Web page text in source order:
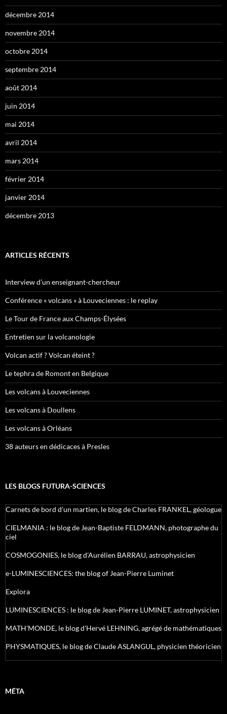
décembre 2014
novembre 2014
octobre 2014
septembre 2014
août 2014
juin 2014
mai 2014
avril 2014
mars 2014
février 2014
janvier 2014
décembre 2013
ARTICLES RÉCENTS
Interview d’un enseignant-chercheur
Conférence « volcans » à Louveciennes : le replay
Le Tour de France aux Champs-Élysées
Entretien sur la volcanologie
Volcan actif ? Volcan éteint ?
Le tephra de Romont en Belgique
Les volcans à Louveciennes
Les volcans à Doullens
Les volcans à Orléans
38 auteurs en dédicaces à Presles
LES BLOGS FUTURA-SCIENCES
Carnets de bord d’un martien, le blog de Charles FRANKEL, géologue
CIELMANIA : le blog de Jean-Baptiste FELDMANN, photographe du
ciel
COSMOGONIES, le blog d'Aurélien BARRAU, astrophysicien
e-LUMINESCIENCES: the blog of Jean-Pierre Luminet
Explora
LUMINESCIENCES : le blog de Jean-Pierre LUMINET, astrophysicien
MATH'MONDE, le blog d'Hervé LEHNING, agrégé de mathématiques
PHYSMATIQUES, le blog de Claude ASLANGUL, physicien théoricien
MÉTA